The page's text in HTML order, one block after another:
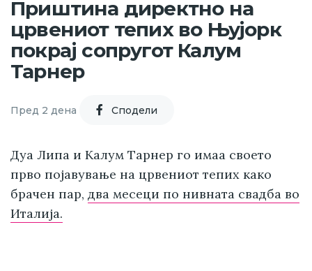
Приштина директно на
црвениот тепих во Њујорк
покрај сопругот Калум
Тарнер
Пред 2 дена Cподели
Дуа Липа и Калум Тарнер го имаа своето
прво појавување на црвениот тепих како
брачен пар, два месеци по нивната свадба во
Италија.